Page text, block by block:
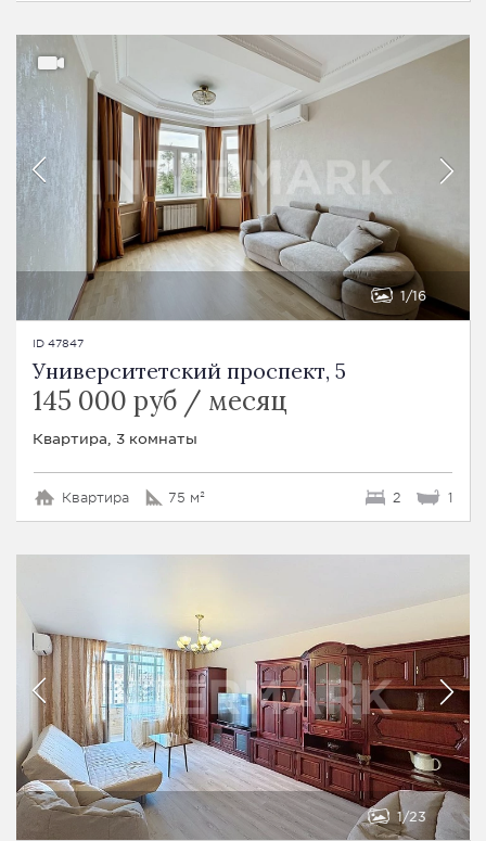
1 16
ID 47847
Университетский проспект, 5
145 000 руб / месяц
Квартира, 3 комнаты
Квартира 75 м² 2 1
1 23